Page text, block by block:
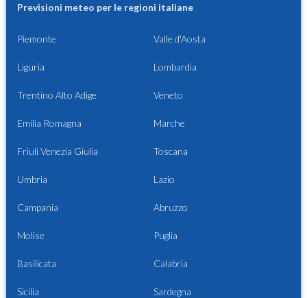
Previsioni meteo per le regioni italiane
Piemonte Valle d'Aosta
Liguria Lombardia
Trentino Alto Adige Veneto
Emilia Romagna Marche
Friuli Venezia Giulia Toscana
Umbria Lazio
Campania Abruzzo
Molise Puglia
Basilicata Calabria
Sicilia Sardegna